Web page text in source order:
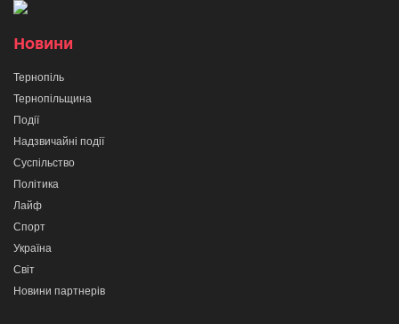
Новини
Тернопіль
Тернопільщина
Події
Надзвичайні події
Суспільство
Політика
Лайф
Спорт
Україна
Світ
Новини партнерів